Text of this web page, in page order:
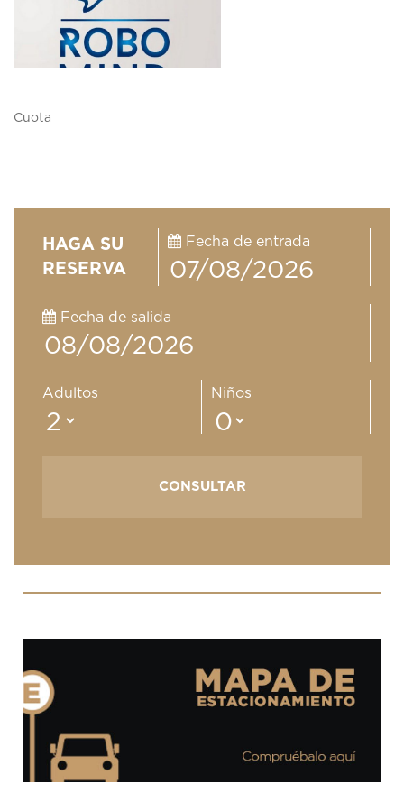
Cuota
HAGA SU
RESERVA
Fecha de entrada
Fecha de salida
Adultos Niños